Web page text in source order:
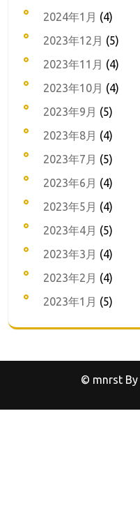
2024年1月 (4)
2023年12月 (5)
2023年11月 (4)
2023年10月 (4)
2023年9月 (5)
2023年8月 (4)
2023年7月 (5)
2023年6月 (4)
2023年5月 (4)
2023年4月 (5)
2023年3月 (4)
2023年2月 (4)
2023年1月 (5)
© mnrst